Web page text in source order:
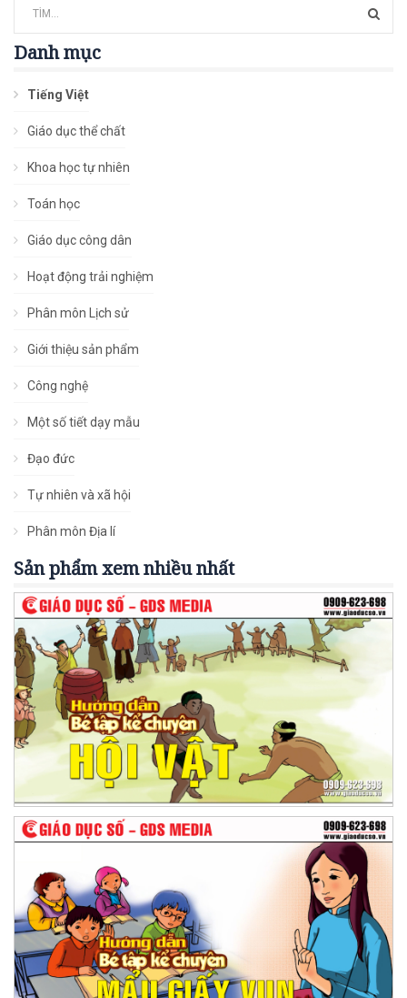
Danh mục
Tiếng Việt
Giáo dục thể chất
Khoa học tự nhiên
Toán học
Giáo dục công dân
Hoạt động trải nghiệm
Phân môn Lịch sử
Giới thiệu sản phẩm
Công nghệ
Một số tiết dạy mẫu
Đạo đức
Tự nhiên và xã hội
Phân môn Địa lí
Sản phẩm xem nhiều nhất